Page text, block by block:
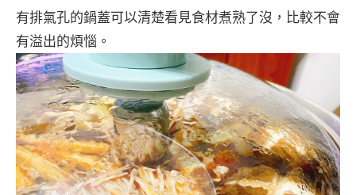
有排氣孔的鍋蓋可以清楚看見食材煮熟了沒，比較不會
有溢出的煩惱。